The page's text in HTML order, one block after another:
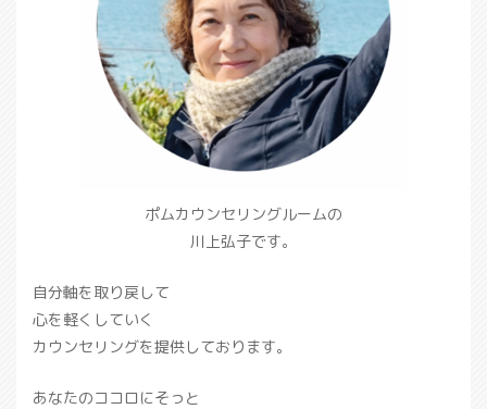
ポムカウンセリングルームの
川上弘子です。
自分軸を取り戻して
心を軽くしていく
カウンセリングを提供しております。
あなたのココロにそっと